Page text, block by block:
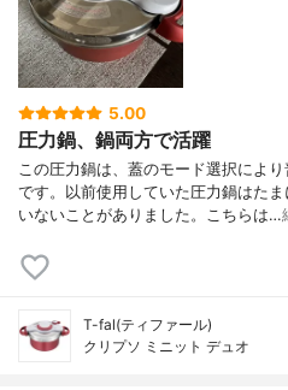
5.00
圧力鍋、鍋両方で活躍
この圧力鍋は、蓋のモード選択によ
です。以前使用していた圧力鍋はた
いないことがありました。こちらは…
T-fal(ティファール)
クリプソ ミニット デュオ